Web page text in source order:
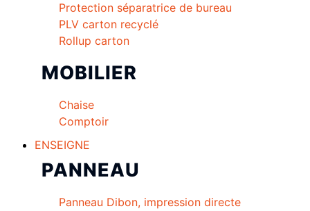
Protection séparatrice de bureau
PLV carton recyclé
Rollup carton
MOBILIER
Chaise
Comptoir
ENSEIGNE
PANNEAU
Panneau Dibon, impression directe